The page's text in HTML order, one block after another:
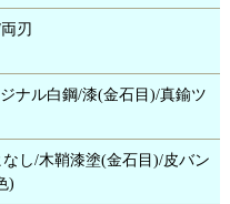
刃
ナル白鋼/漆(金石目)/真鍮ツ
し/木鞘漆塗(金石目)/皮バン
)